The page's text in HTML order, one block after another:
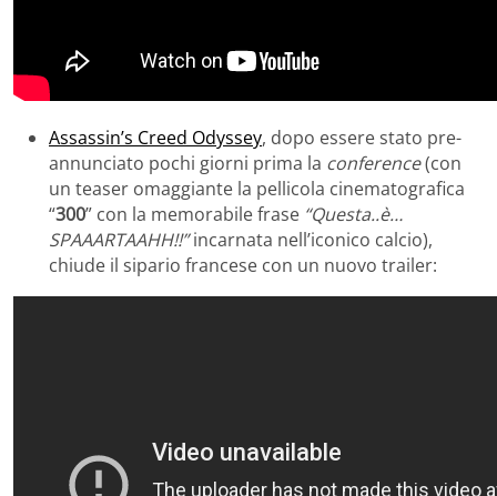
Assassin’s Creed Odyssey, dopo essere stato pre-
annunciato pochi giorni prima la conference(con
un teaser omaggiante la pellicola cinematografica
“300” con la memorabile frase “Questa..è…
SPAAARTAAHH!!”incarnata nell’iconico calcio),
chiude il sipario francese con un nuovo trailer: